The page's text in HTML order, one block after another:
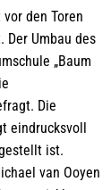
den Toren
Der Umbau des
„Baum
Die
eindrucksvoll
ist.
van Ooyen